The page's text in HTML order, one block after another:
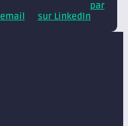
par
email
sur LinkedIn